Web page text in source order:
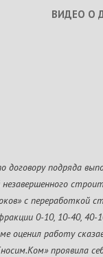
ВИДЕО О
договору подряда
с переработкой
0-10, 10-40, 40-
оценил работу
проявила